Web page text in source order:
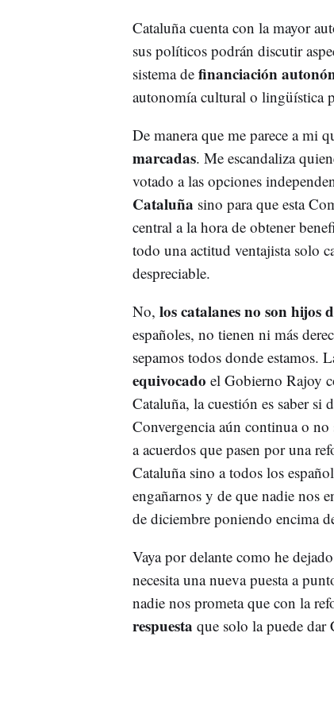
Cataluña cuenta con la mayor
sus políticos podrán discutir
sistema definanciación
autonomía cultural o lingüística
De manera que me parece a mi
marcadas. Me escandaliza
votado a las opciones
Cataluña sino para que esta
central a la hora de obtener
todo una actitud ventajista solo
despreciable.
No, los catalanes no son hijos
españoles, no tienen ni más
sepamos todos donde estamos.
equivocado el Gobierno Rajoy
Cataluña, la cuestión es saber si
Convergencia aún continua o
a acuerdos que pasen por una
Cataluña sino a todos los
engañarnos y de que nadie nos
de diciembre poniendo encima
Vaya por delante como he
necesita una nueva puesta a
nadie nos prometa que con la
respuesta que solo la puede dar